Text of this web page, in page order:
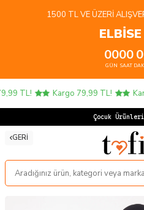
1500 TL VE ÜZERI
00
GÜN
00
SAAT
TL! Kargo 79,99 TL!
Çocuk
GERI